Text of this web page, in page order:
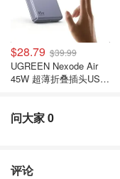
$28.79 $39.99
UGREEN Nexode Air
45W 超薄折叠插头USB
问大家0
评论